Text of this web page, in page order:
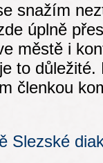
snažím
úplně
městě i
to
členkou
Slezské